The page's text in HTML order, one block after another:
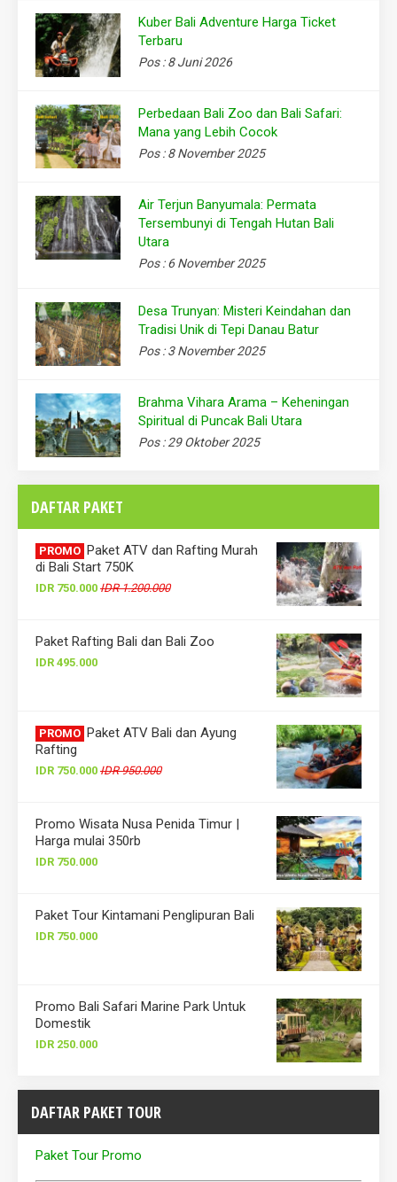
Kuber Bali Adventure Harga Ticket
Terbaru
Pos : 8 Juni 2026
Perbedaan Bali Zoo dan Bali Safari:
Mana yang Lebih Cocok
Pos : 8 November 2025
Air Terjun Banyumala: Permata
Tersembunyi di Tengah Hutan Bali
Utara
Pos : 6 November 2025
Desa Trunyan: Misteri Keindahan dan
Tradisi Unik di Tepi Danau Batur
Pos : 3 November 2025
Brahma Vihara Arama – Keheningan
Spiritual di Puncak Bali Utara
Pos : 29 Oktober 2025
DAFTAR PAKET
PROMO Paket ATV dan Rafting Murah
di Bali Start 750K
IDR 750.000 IDR 1.200.000
Paket Rafting Bali dan Bali Zoo
IDR 495.000
PROMO Paket ATV Bali dan Ayung
Rafting
IDR 750.000 IDR 950.000
Promo Wisata Nusa Penida Timur |
Harga mulai 350rb
IDR 750.000
Paket Tour Kintamani Penglipuran Bali
IDR 750.000
Promo Bali Safari Marine Park Untuk
Domestik
IDR 250.000
DAFTAR PAKET TOUR
Paket Tour Promo